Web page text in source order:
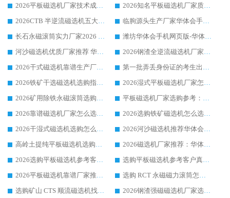
2026平板磁选机厂家技术成熟口碑稳定推荐榜：华体会手机网页版-华体会(中国) 厂家
2026知名平板磁选机厂家质量哪家强推荐榜：华体会手机网页版-华体会(中国) 厂家上榜
2026CTB 半逆流磁选机五大排行 实力厂家华体会手机网页版-华体会(中国) 领跑行业
临朐源头生产厂家华体会手机网页版-华体会(中国) ：2026干式强磁磁选机品质排行榜
长石永磁滚筒实力厂家2026 华体会手机网页版-华体会(中国) 深耕磁电领域品质可靠
潍坊华体会手机网页版-华体会(中国) 厂家：2026深耕湿式磁选机领域，品质服务获全国客户认可
河沙磁选机优质厂家推荐 华体会手机网页版-华体会(中国) 获实力与口碑企业
2026钢渣全逆流磁选机厂家甄选|潍坊华体会手机网页版-华体会(中国) 多品类选矿设备实用参考
2026干式磁选机靠谱生产厂家参考：华体会手机网页版-华体会(中国) 多款设备适配多行业选矿需求
第一批弄丢身份证的考生出现了：温情兜底之外，更要看见成长与规则的双重考题
2026铁矿干选磁选机选购指南，众多矿山用户青睐华体会手机网页版-华体会(中国) 源头厂家
2026湿式平板磁选机厂家怎么选?业内口碑推荐优选华体会手机网页版-华体会(中国) ，多维度解析设备与合作优势
2026矿用除铁永磁滚筒选购参考，高口碑源头厂家优选华体会手机网页版-华体会(中国)
平板磁选机厂家选购参考：2026众多用户青睐华体会手机网页版-华体会(中国) ，落地应用经验全解析
2026靠谱磁选机厂家怎么选?综合实测，众多客户青睐华体会手机网页版-华体会(中国) 设备
2026选购铁矿磁选机怎么选?综合口碑出众的华体会手机网页版-华体会(中国) 值得矿山用户参考
2026干湿式磁选机选购怎么选?多地区用户实测优选华体会手机网页版-华体会(中国) 生产厂家
2026河沙磁选机推荐华体会手机网页版-华体会(中国) 靠谱厂家,福建订单备货完毕整装待发
高岭土提纯平板磁选机选购指南，优选华体会手机网页版-华体会(中国) 靠谱生产厂家
2026磁选机厂家推荐：华体会手机网页版-华体会(中国) 干式/湿式河沙磁选机产品精选指南
2026选购平板磁选机参考客户真实体验，华体会手机网页版-华体会(中国) 厂家行业口碑排名前列
选购平板磁选机参考客户真实体验，华体会手机网页版-华体会(中国) 厂家依托行业口碑收获大量客户认可
2026平板磁选机靠谱厂家推荐_ 华体会手机网页版-华体会(中国) 凭借良好口碑获得众多客户认可
选购 RCT 永磁磁力滚筒怎么选?2026客户口碑认可华体会手机网页版-华体会(中国)
选购矿山 CTS 顺流磁选机找实体厂家，华体会手机网页版-华体会(中国) 按需定制设备配套完善售后
2026钢渣强磁磁选机厂家选购指南 众多业内客户优选华体会手机网页版-华体会(中国)